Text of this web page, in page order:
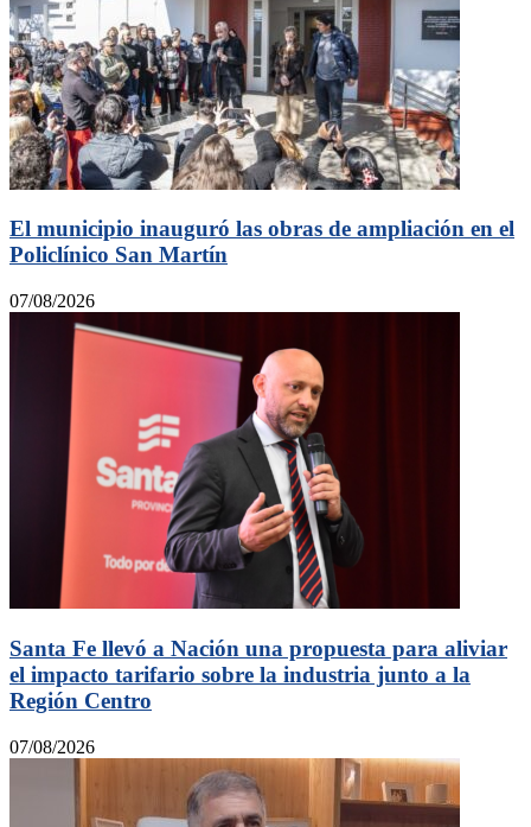
El municipio inauguró las obras de ampliación en el
Policlínico San Martín
07/08/2026
Santa Fe llevó a Nación una propuesta para aliviar
el impacto tarifario sobre la industria junto a la
Región Centro
07/08/2026